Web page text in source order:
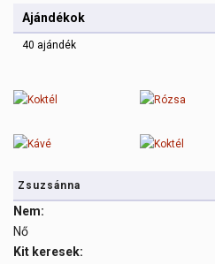
Ajándékok
40 ajándék
Zsuzsánna
Nem:
Nő
Kit keresek: